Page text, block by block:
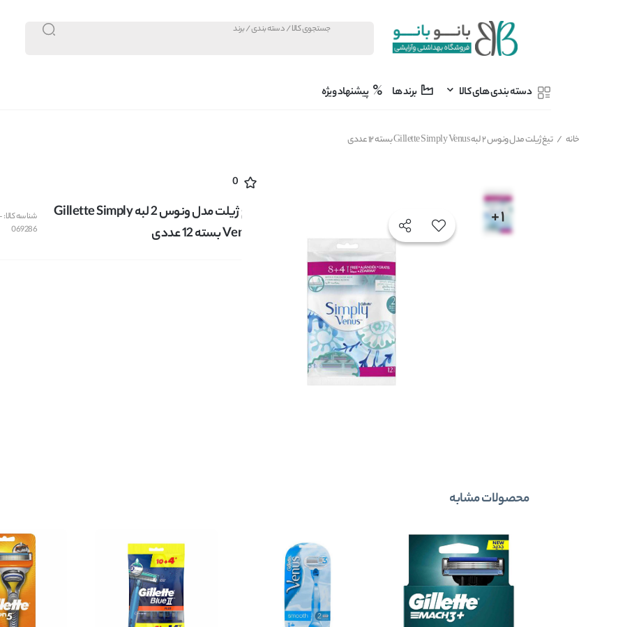
دسته بندی های کالا برند ها پیشنهاد ویژه
خانه / تیغ ژیلت مدل ونوس 2 لبه Gillette Simply Venus بسته 12 عددی
0
تیغ ژیلت مدل ونوس 2 لبه Gillette Simply
Venus بسته 12 عددی
شناسه کالا:
069286
محصولات مشابه